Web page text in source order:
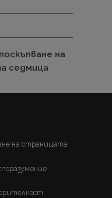
на
седмица
на страницата